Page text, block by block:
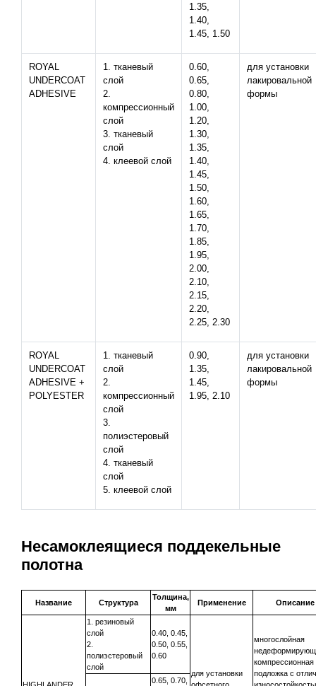
1.35,
1.40,
1.45, 1.50
ROYAL
UNDERCOAT
ADHESIVE
1. тканевый
слой
2.
компрессионный
слой
3. тканевый
слой
4. клеевой слой
0.60,
0.65,
0.80,
1.00,
1.20,
1.30,
1.35,
1.40,
1.45,
1.50,
1.60,
1.65,
1.70,
1.85,
1.95,
2.00,
2.10,
2.15,
2.20,
2.25, 2.30
для установки
лакировальной
формы
ROYAL
UNDERCOAT
ADHESIVE +
POLYESTER
1. тканевый
слой
2.
компрессионный
слой
3.
полиэстеровый
слой
4. тканевый
слой
5. клеевой слой
0.90,
1.35,
1.45,
1.95, 2.10
для установки
лакировальной
формы
Несамоклеящиеся поддекельные
полотна
Название Структура
Толщина,
мм
Применение Описание
1. резиновый
слой
2.
полиэстеровый
слой
0.40, 0.45,
0.50, 0.55,
0.60
для установки
многослойная
компрессионная
подложка с
0.65, 0.70,